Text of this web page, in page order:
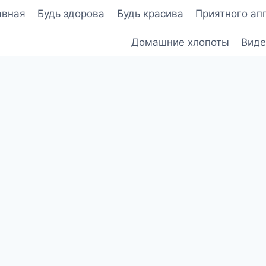
Будь здорова Будь красива Приятного
Домашние хлопоты